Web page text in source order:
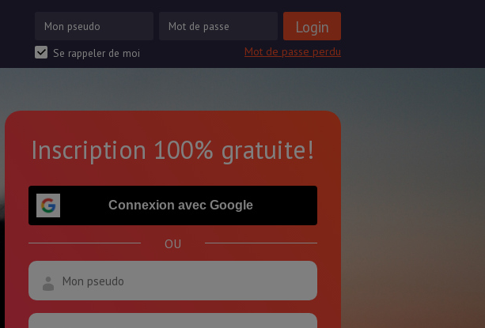
Mot de passe perdu
Se rappeler de moi
Inscription 100% gratuite!
Connexion avec Google
OU